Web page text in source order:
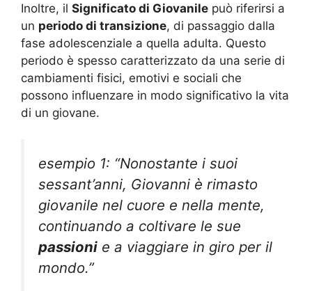
Inoltre, il Significato di Giovanile può riferirsi a
un periodo di transizione, di passaggio dalla
fase adolescenziale a quella adulta. Questo
periodo è spesso caratterizzato da una serie di
cambiamenti fisici, emotivi e sociali che
possono influenzare in modo significativo la vita
di un giovane.
esempio 1: “Nonostante i suoi
sessant’anni, Giovanni è rimasto
giovanile nel cuore e nella mente,
continuando a coltivare le sue
passioni e a viaggiare in giro per il
mondo.”